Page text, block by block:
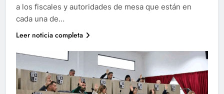
a los fiscales y autoridades de mesa que están en
cada una de…
Leer noticia completa